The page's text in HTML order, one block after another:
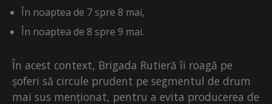
În noaptea de 7 spre 8 mai,
În noaptea de 8 spre 9 mai.
În acest context, Brigada Rutieră îi roagă pe
șoferi să circule prudent pe segmentul de drum
mai sus menționat, pentru a evita producerea de